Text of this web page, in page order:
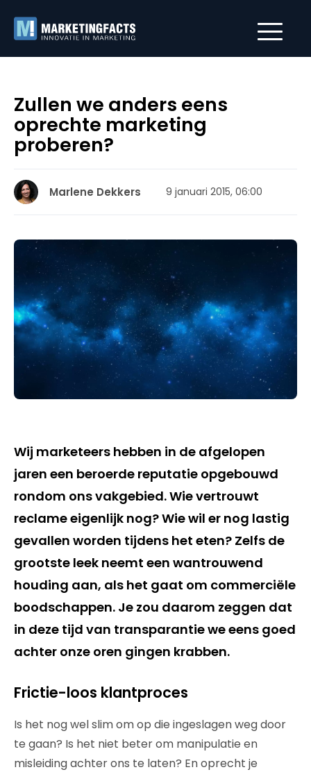
Zullen we anders eens
oprechte marketing
proberen?
Marlene Dekkers 9 januari 2015, 06:00
Wij marketeers hebben in de afgelopen
jaren een beroerde reputatie opgebouwd
rondom ons vakgebied. Wie vertrouwt
reclame eigenlijk nog? Wie wil er nog lastig
gevallen worden tijdens het eten? Zelfs de
grootste leek neemt een wantrouwend
houding aan, als het gaat om commerciële
boodschappen. Je zou daarom zeggen dat
in deze tijd van transparantie we eens goed
achter onze oren gingen krabben.
Frictie-loos klantproces
Is het nog wel slim om op die ingeslagen weg door
te gaan? Is het niet beter om manipulatie en
misleiding achter ons te laten? En oprecht je